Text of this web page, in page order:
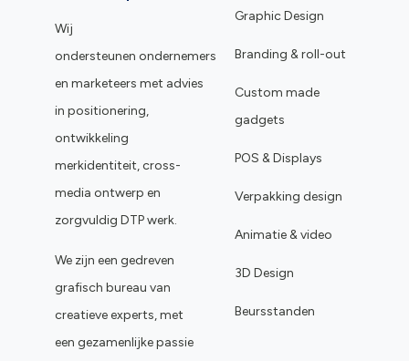
Wij
ondersteunen ondernemers
en marketeers met advies
in positionering,
ontwikkeling
merkidentiteit, cross-
media ontwerp en
zorgvuldig DTP werk.
We zijn een gedreven
grafisch bureau van
creatieve experts, met
een gezamenlijke passie
Graphic Design
Branding & roll-out
Custom made
gadgets
POS & Displays
Verpakking design
Animatie & video
3D Design
Beursstanden